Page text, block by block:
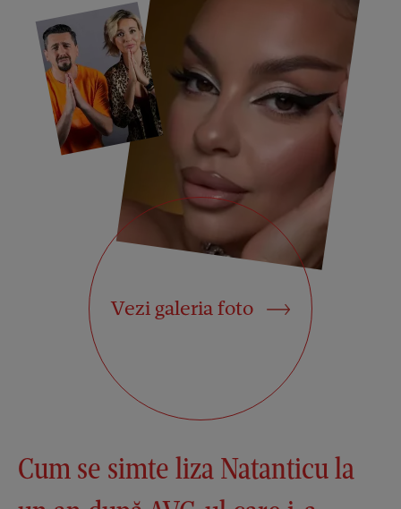
Vezi galeria foto
Cum se simte liza Natanticu la